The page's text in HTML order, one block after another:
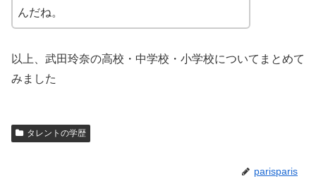
んだね。
以上、武田玲奈の高校・中学校・小学校についてまとめて
みました
タレントの学歴
parisparis